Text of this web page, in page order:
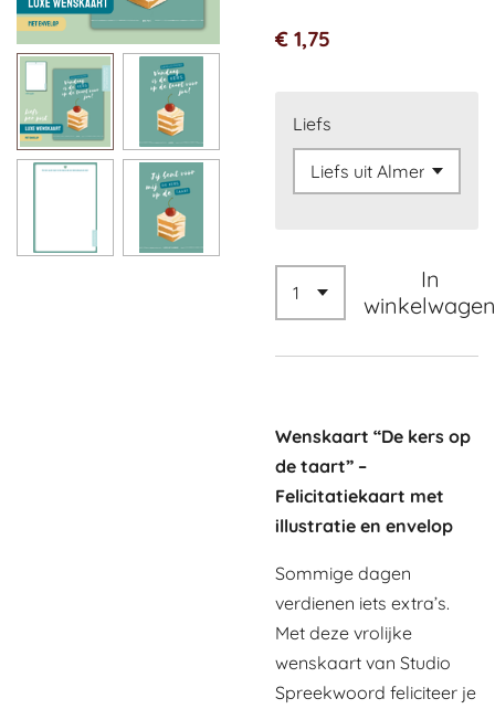
€ 1,75
Liefs
In
winkelwagen
Wenskaart “De kers op
de taart” –
Felicitatiekaart met
illustratie en envelop
Sommige dagen
verdienen iets extra’s.
Met deze vrolijke
wenskaart van Studio
Spreekwoord feliciteer je